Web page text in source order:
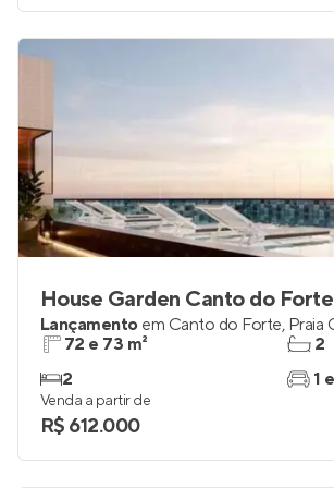
House Garden Canto do Forte
Lançamento em Canto do Forte, Praia
72 e 73 m²
2
2
1
Venda a partir de
R$ 612.000